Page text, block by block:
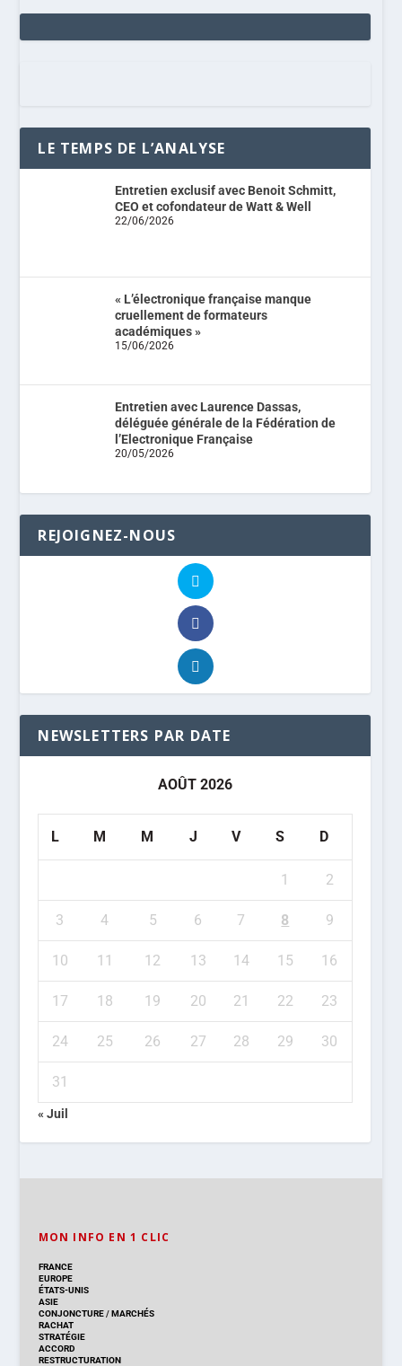
LE TEMPS DE L’ANALYSE
Entretien exclusif avec Benoit Schmitt,
CEO et cofondateur de Watt & Well
22/06/2026
« L’électronique française manque
cruellement de formateurs
académiques »
15/06/2026
Entretien avec Laurence Dassas,
déléguée générale de la Fédération de
l’Electronique Française
20/05/2026
REJOIGNEZ-NOUS
NEWSLETTERS PAR DATE
AOÛT 2026
L M M J V S D
1 2
3 4 5 6 7 8 9
10 11 12 13 14 15 16
17 18 19 20 21 22 23
24 25 26 27 28 29 30
31
« Juil
MON INFO EN 1 CLIC
FRANCE
EUROPE
ÉTATS-UNIS
ASIE
CONJONCTURE/MARCHÉS
RACHAT
STRATÉGIE
ACCORD
RESTRUCTURATION